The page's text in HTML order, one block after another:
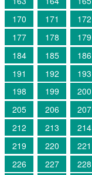
170
171 172
177
178 179
184
185 186
191
192 193
198
199 200
205
206 207
212
213 214
219
220 221
226
227 228